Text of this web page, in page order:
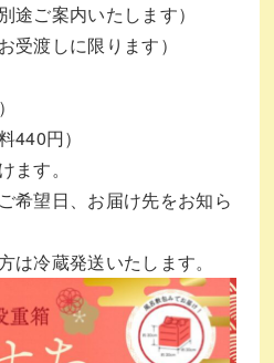
途ご案内いたします）
受渡しに限ります）
440円）
ます。
希望日、お届け先をお知ら
は冷蔵発送いたします。